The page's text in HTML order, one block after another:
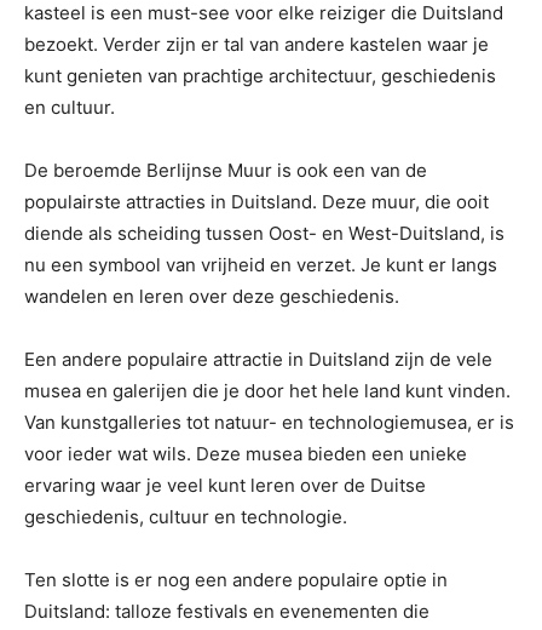
kasteel is een must-see voor elke reiziger die Duitsland
bezoekt. Verder zijn er tal van andere kastelen waar je
kunt genieten van prachtige architectuur, geschiedenis
en cultuur.
De beroemde Berlijnse Muur is ook een van de
populairste attracties in Duitsland. Deze muur, die ooit
diende als scheiding tussen Oost- en West-Duitsland, is
nu een symbool van vrijheid en verzet. Je kunt er langs
wandelen en leren over deze geschiedenis.
Een andere populaire attractie in Duitsland zijn de vele
musea en galerijen die je door het hele land kunt vinden.
Van kunstgalleries tot natuur- en technologiemusea, er is
voor ieder wat wils. Deze musea bieden een unieke
ervaring waar je veel kunt leren over de Duitse
geschiedenis, cultuur en technologie.
Ten slotte is er nog een andere populaire optie in
Duitsland: talloze festivals en evenementen die